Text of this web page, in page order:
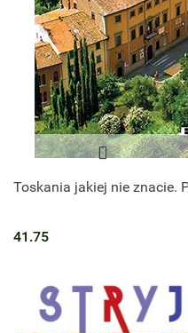
Toskania jakiej nie znacie.
41.75